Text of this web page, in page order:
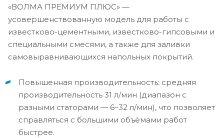
«ВОЛМА ПРЕМИУМ ПЛЮС» —
усовершенствованную модель для работы с
известково-цементными, известково-гипсовыми и
специальными смесями, а также для заливки
самовыравнивающихся напольных покрытий.
Повышенная производительность: средняя
производительность 31 л/мин (диапазон с
разными статорами — 6–32 л/мин), что позволяет
справляться с большими объёмами работ
быстрее.